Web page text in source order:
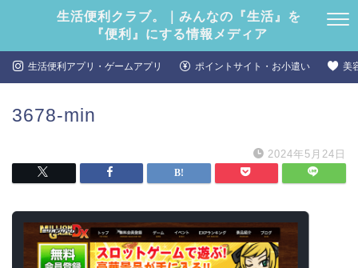
生活便利クラブ。｜みんなの『生活』を
『便利』にする情報メディア
生活便利アプリ・ゲームアプリ ポイントサイト・お小遣い 美
3678-min
2024年5月24日